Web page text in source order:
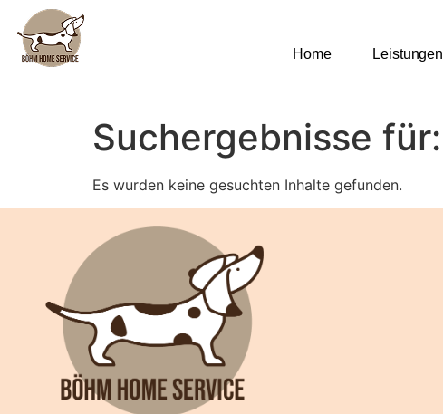
Home Leistungen
Suchergebnisse für:
Es wurden keine gesuchten Inhalte gefunden.